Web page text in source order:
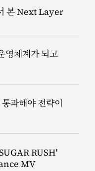
본 Next Layer
영체계가 되고
과해야 전략이
RUSH'
MV